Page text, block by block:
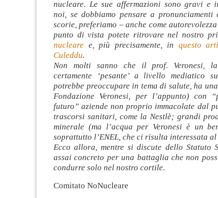
nucleare. Le sue affermazioni sono gravi e
noi, se dobbiamo pensare a pronunciamenti
scorie, preferiamo – anche come
punto di vista potete ritrovare nel nostro
nucleare e, più precisamente, in questo
Culeddu.
Non molti sanno che il prof. Veronesi,
certamente ‘pesante’ a livello mediatico
potrebbe preoccupare in tema di salute, ha
Fondazione Veronesi, per l’appunto) con
futuro” aziende non proprio immacolate dal
trascorsi sanitari, come la Nestlè; grandi
minerale (ma l’acqua per Veronesi è un
soprattutto l’ENEL, che ci risulta interessata
Ecco allora, mentre si discute dello Statuto
assai concreto per una battaglia che non
condurre solo nel nostro cortile.
Comitato NoNucleare